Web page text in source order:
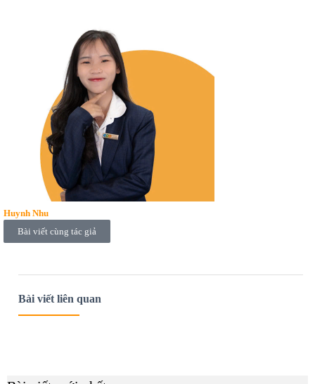
Huynh Nhu
Bài viết cùng tác giả
Bài viết liên quan